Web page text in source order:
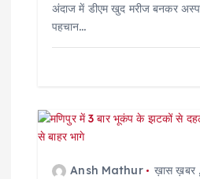
अंदाज में डीएम खुद मरीज बनकर
पहचान…
Ansh Mathur ख़ास ख़बर